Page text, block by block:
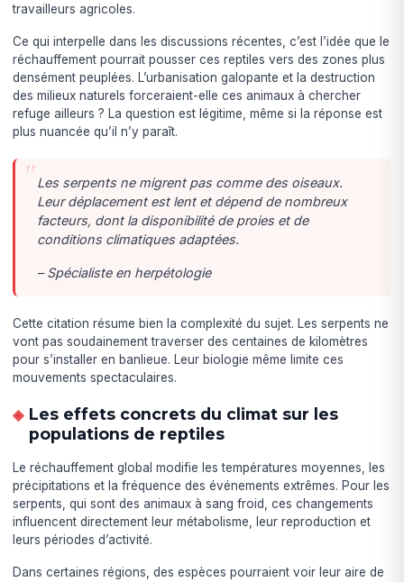
travailleurs agricoles.
Ce qui interpelle dans les discussions récentes, c’est l’idée que le
réchauffement pourrait pousser ces reptiles vers des zones plus
densément peuplées. L’urbanisation galopante et la destruction
des milieux naturels forceraient-elle ces animaux à chercher
refuge ailleurs ? La question est légitime, même si la réponse est
plus nuancée qu’il n’y paraît.
Les serpents ne migrent pas comme des oiseaux.
Leur déplacement est lent et dépend de nombreux
facteurs, dont la disponibilité de proies et de
conditions climatiques adaptées.
– Spécialiste en herpétologie
Cette citation résume bien la complexité du sujet. Les serpents ne
vont pas soudainement traverser des centaines de kilomètres
pour s’installer en banlieue. Leur biologie même limite ces
mouvements spectaculaires.
Les effets concrets du climat sur les
populations de reptiles
Le réchauffement global modifie les températures moyennes, les
précipitations et la fréquence des événements extrêmes. Pour les
serpents, qui sont des animaux à sang froid, ces changements
influencent directement leur métabolisme, leur reproduction et
leurs périodes d’activité.
Dans certaines régions, des espèces pourraient voir leur aire de